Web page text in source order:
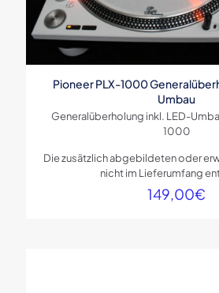
Pioneer PLX-1000
Umbau
Generalüberholung inkl. LED-
1000
Die zusätzlich abgebildeten oder
nicht im Lieferumfang
149,00€